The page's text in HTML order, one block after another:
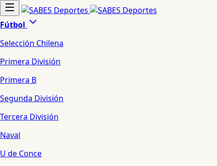
Fútbol
Selección Chilena
Primera División
Primera B
Segunda División
Tercera División
Naval
U de Conce